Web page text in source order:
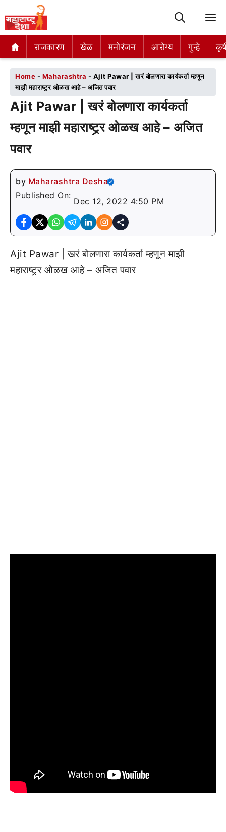
राजकारण खेळ मनोरंजन आरोग्य गुन्हे
राजकारण खेळ मनोरंजन आरोग्य गुन्हे
Home - Maharashtra - Ajit Pawar | खरं बोलणारा कार्यकर्ता म्हणून
माझी महाराष्ट्र्र ओळख आहे – अजित पवार
Ajit Pawar | खरं बोलणारा कार्यकर्ता
म्हणून माझी महाराष्ट्र्र ओळख आहे – अजित
पवार
by Maharashtra Desha
Published On:
Dec 12, 2022 4:50 PM
Ajit Pawar | खरं बोलणारा कार्यकर्ता म्हणून माझी
महाराष्ट्र्र ओळख आहे – अजित पवार